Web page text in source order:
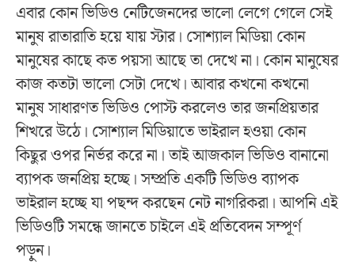
এবার কোন ভিডিও নেটিজেনদের ভালো লেগে গেলে সেই
মানুষ রাতারাতি হয়ে যায় স্টার। সোশ্যাল মিডিয়া কোন
মানুষের কাছে কত পয়সা আছে তা দেখে না। কোন মানুষের
কাজ কতটা ভালো সেটা দেখে। আবার কখনো কখনো
মানুষ সাধারণত ভিডিও পোস্ট করলেও তার জনপ্রিয়তার
শিখরে উঠে। সোশ্যাল মিডিয়াতে ভাইরাল হওয়া কোন
কিছুর ওপর নির্ভর করে না। তাই আজকাল ভিডিও বানানো
ব্যাপক জনপ্রিয় হচ্ছে। সম্প্রতি একটি ভিডিও ব্যাপক
ভাইরাল হচ্ছে যা পছন্দ করছেন নেট নাগরিকরা। আপনি এই
ভিডিওটি সমন্ধে জানতে চাইলে এই প্রতিবেদন সম্পূর্ণ
পড়ুন।